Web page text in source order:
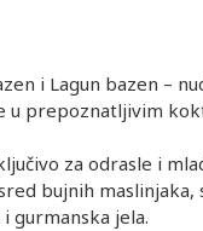
i Lagun bazen –
u prepoznatljivim
za odrasle i
bujnih maslinjaka,
gurmanska jela.